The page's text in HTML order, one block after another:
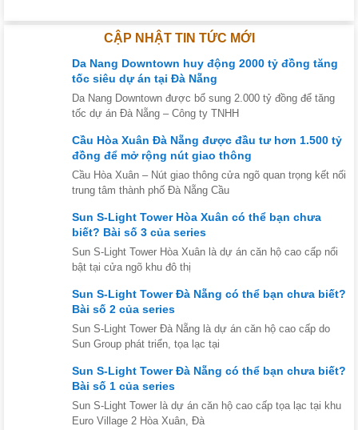
CẬP NHẬT TIN TỨC MỚI
Da Nang Downtown huy động 2000 tỷ đồng tăng
tốc siêu dự án tại Đà Nẵng
Da Nang Downtown được bổ sung 2.000 tỷ đồng để tăng
tốc dự án Đà Nẵng – Công ty TNHH
Cầu Hòa Xuân Đà Nẵng được đầu tư hơn 1.500 tỷ
đồng để mở rộng nút giao thông
Cầu Hòa Xuân – Nút giao thông cửa ngõ quan trọng kết nối
trung tâm thành phố Đà Nẵng Cầu
Sun S-Light Tower Hòa Xuân có thể bạn chưa
biết? Bài số 3 của series
Sun S-Light Tower Hòa Xuân là dự án căn hộ cao cấp nổi
bật tại cửa ngõ khu đô thị
Sun S-Light Tower Đà Nẵng có thể bạn chưa biết?
Bài số 2 của series
Sun S-Light Tower Đà Nẵng là dự án căn hộ cao cấp do
Sun Group phát triển, tọa lạc tại
Sun S-Light Tower Đà Nẵng có thể bạn chưa biết?
Bài số 1 của series
Sun S-Light Tower là dự án căn hộ cao cấp tọa lạc tại khu
Euro Village 2 Hòa Xuân, Đà